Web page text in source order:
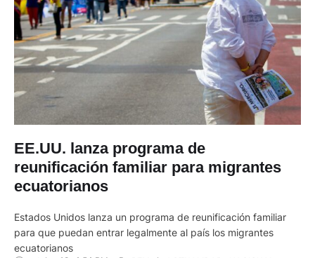
EE.UU. lanza programa de
reunificación familiar para migrantes
ecuatorianos
Estados Unidos lanza un programa de reunificación familiar
para que puedan entrar legalmente al país los migrantes
ecuatorianos